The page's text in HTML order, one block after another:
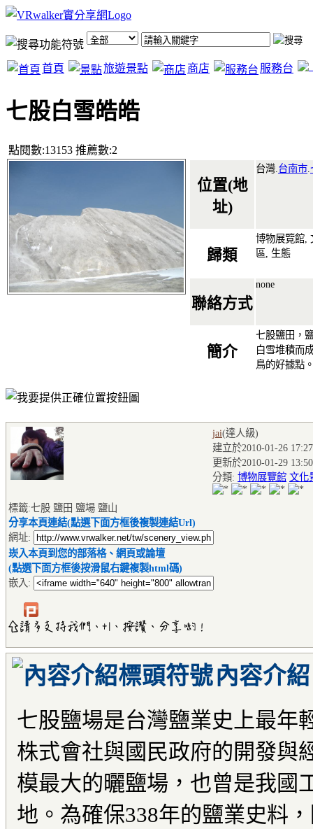
首頁 旅遊景點 商店 服務台
七股白雪皓皓
點閱數:13153 推薦數:2
位置(地
址)
台灣. 台南市
歸類
博物展覽館,
區, 生態
聯絡方式
none
簡介
七股鹽田，
白雪堆積而
鳥的好據點
jai(達人級)
建立於2010-01-26
更新於2010-01-29
分類: 博物展覽館 文化
標籤:七股 鹽田 鹽場 鹽山
分享本頁連結(點選下面方框後複製連結Url)
網址:
崁入本頁到您的部落格、網頁或論壇
(點選下面方框後按滑鼠右鍵複製html碼)
嵌入:
內容介紹
七股鹽場是台灣鹽業史上最年
株式會社與國民政府的開發與
模最大的曬鹽場，也曾是我國
地。為確保338年的鹽業史料